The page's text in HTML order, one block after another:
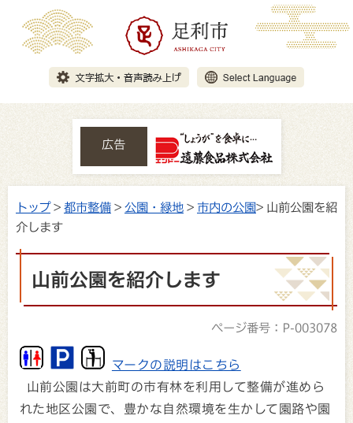
広告
トップ> 都市整備 > 公園・緑地 > 市内の公園> 山前公園を紹
介します
山前公園を紹介します
ページ番号：P-003078
マークの説明はこちら
山前公園は大前町の市有林を利用して整備が進めら
れた地区公園で、豊かな自然環境を生かして園路や園